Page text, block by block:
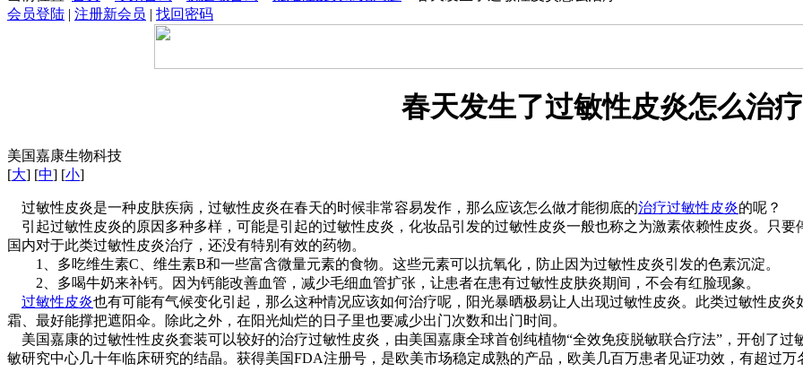
会员登陆 | 注册新会员 | 找回密码
春天发生了过敏性皮炎怎么治疗
美国嘉康生物科技
[大] [中] [小]
过敏性皮炎是一种皮肤疾病，过敏性皮炎在春天的时候非常容易发作，那么应该怎么做才能彻底的治疗过敏性皮炎的呢？
引起过敏性皮炎的原因多种多样，可能是引起的过敏性皮炎，化妆品引发的过敏性皮炎一般也称之为激素依赖性皮炎。只
国内对于此类过敏性皮炎治疗，还没有特别有效的药物。
1、多吃维生素C、维生素B和一些富含微量元素的食物。这些元素可以抗氧化，防止因为过敏性皮炎引发的色素沉淀。
2、多喝牛奶来补钙。因为钙能改善血管，减少毛细血管扩张，让患者在患有过敏性皮肤炎期间，不会有红脸现象。
过敏性皮炎也有可能有气候变化引起，那么这种情况应该如何治疗呢，阳光暴晒极易让人出现过敏性皮炎。此类过敏性皮
霜、最好能撑把遮阳伞。除此之外，在阳光灿烂的日子里也要减少出门次数和出门时间。
美国嘉康的过敏性性皮炎套装可以较好的治疗过敏性皮炎，由美国嘉康全球首创纯植物“全效免疫脱敏联合疗法”，开创了过
敏研究中心几十年临床研究的结晶。获得美国FDA注册号，是欧美市场稳定成熟的产品，欧美几百万患者见证功效，有超过万